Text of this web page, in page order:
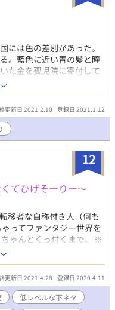
には色の差別があった。
。藍色に近い青の髪と瞳
た金を孤児院に寄付して
兄弟になってくれたみん
からこそ、感謝を返した
告を受け、調査団を引き
い魔物に勝つことを諦め
く生き残った彼を助けた
。 不器用な俺様人外×劣
ちゃってファンタジーBL
かなんとなくふんわりし
場人物が傷つくシーンあ
からあります。) 見切り発
(受けちゃんが傷ついて傷
んが救う話が見たくて
主人公が辛い目に合う予
れば高速で幸せになりま
きます。ご迷惑おかけ致
更新日 2021.2.10 登録日 2021.1.12
12
てひげそーりー～
移者な自称付き人（何も
ってファンタジー世界を
ゃんとくっ付くまで。 ※
ぼちと……です。 ※ヤラシ
がある場合は「※酷」
ていたら御免なさい。 ※
ます。 ※誤字脱字あれば
更新日 2021.4.28 登録日 2020.4.11
低レベルな下ネタ